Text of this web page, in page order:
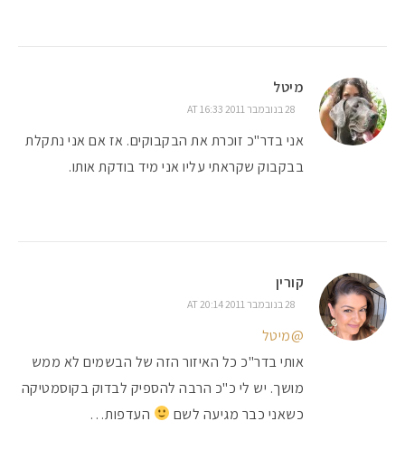
מיטל
28 בנובמבר 2011 AT 16:33
אני בדר"כ זוכרת את הבקבוקים. אז אם אני נתקלת
בבקבוק שקראתי עליו אני מיד בודקת אותו.
קורין
28 בנובמבר 2011 AT 20:14
@מיטל
אותי בדר"כ כל האיזור הזה של הבשמים לא ממש
מושך. יש לי כ"כ הרבה להספיק לבדוק בקוסמטיקה
כשאני כבר מגיעה לשם
העדפות…